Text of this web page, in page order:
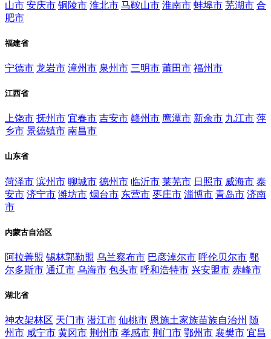
山市 安庆市 铜陵市 淮北市 马鞍山市 淮南市 蚌埠市 芜湖市 合
肥市
福建省
宁德市 龙岩市 漳州市 泉州市 三明市 莆田市 福州市
江西省
上饶市 抚州市 宜春市 吉安市 赣州市 鹰潭市 新余市 九江市 萍
乡市 景德镇市 南昌市
山东省
菏泽市 滨州市 聊城市 德州市 临沂市 莱芜市 日照市 威海市 泰
安市 济宁市 潍坊市 烟台市 东营市 枣庄市 淄博市 青岛市 济南
市
内蒙古自治区
阿拉善盟 锡林郭勒盟 乌兰察布市 巴彦淖尔市 呼伦贝尔市 鄂
尔多斯市 通辽市 乌海市 包头市 呼和浩特市 兴安盟市 赤峰市
湖北省
神农架林区 天门市 潜江市 仙桃市 恩施土家族苗族自治州 随
州市 咸宁市 黄冈市 荆州市 孝感市 荆门市 鄂州市 襄樊市 宜昌